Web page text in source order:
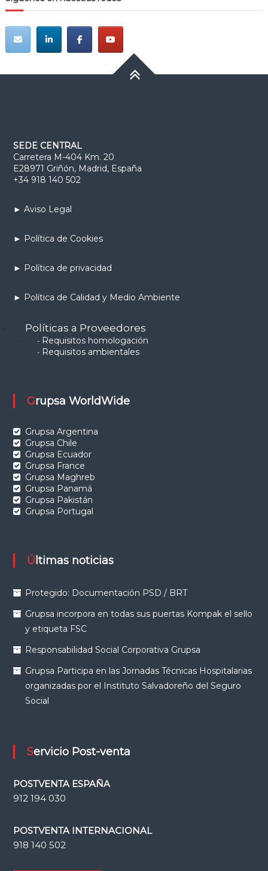
SEDE CENTRAL
Carretera M-404 Km. 20
E28971 Griñón, Madrid, España
+34 918 140 502
► Aviso Legal
► Política de Cookies
► Política de privacidad
► Política de Calidad y Medio Ambiente
Políticas a Proveedores
- Requisitos homologación
- Requisitos ambientales
Grupsa WorldWide
Grupsa Argentina
Grupsa Chile
Grupsa Ecuador
Grupsa France
Grupsa Maghreb
Grupsa Panamá
Grupsa Pakistán
Grupsa Portugal
Últimas noticias
Protegido: Documentación PSD / BRT
Grupsa incorpora en todas sus puertas Kompak el sello
y etiqueta FSC
Responsabilidad Social Corporativa Grupsa
Grupsa Participa en las Jornadas Técnicas Hospitalarias
organizadas por el Instituto Salvadoreño del Seguro
Social
Servicio Post-venta
POSTVENTA ESPAÑA
912 194 030
POSTVENTA INTERNACIONAL
918 140 502